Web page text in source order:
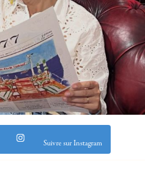
Suivre sur Instagram